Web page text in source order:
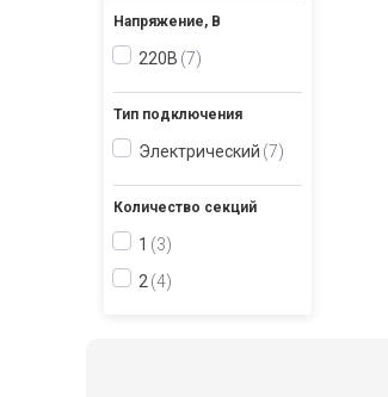
Напряжение, В
220В 7
Тип подключения
Электрический 7
Количество секций
1
3
2 4